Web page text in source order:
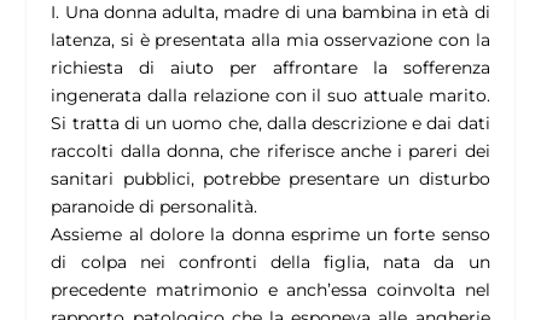
I. Una donna adulta, madre di una bambina in età di
latenza, si è presentata alla mia osservazione con la
richiesta di aiuto per affrontare la sofferenza
ingenerata dalla relazione con il suo attuale marito.
Si tratta di un uomo che, dalla descrizione e dai dati
raccolti dalla donna, che riferisce anche i pareri dei
sanitari pubblici, potrebbe presentare un disturbo
paranoide di personalità.
Assieme al dolore la donna esprime un forte senso
di colpa nei confronti della figlia, nata da un
precedente matrimonio e anch’essa coinvolta nel